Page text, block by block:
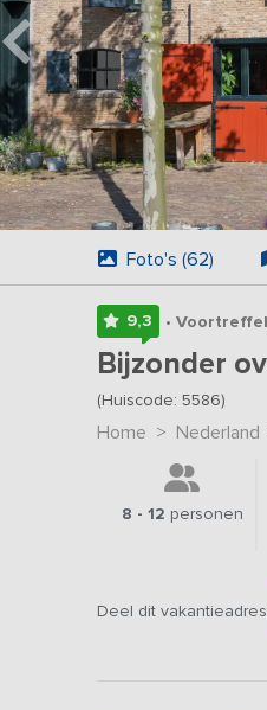
Foto's (62)
9,3 •
Bijzonder
(Huiscode: 5586)
Home > Nederland
8 - 12 personen
Deel dit